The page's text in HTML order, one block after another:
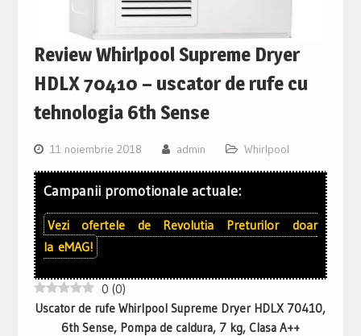
Review Whirlpool Supreme Dryer
HDLX 70410 – uscator de rufe cu
tehnologia 6th Sense
11 noiembrie 2018 admin Whirlpool
Campanii promotionale actuale:
Vezi ofertele de Revolutia Preturilor
doar
la eMAG!
0 (0)
Uscator de rufe Whirlpool Supreme Dryer HDLX 70410,
6th Sense, Pompa de caldura, 7 kg, Clasa A++